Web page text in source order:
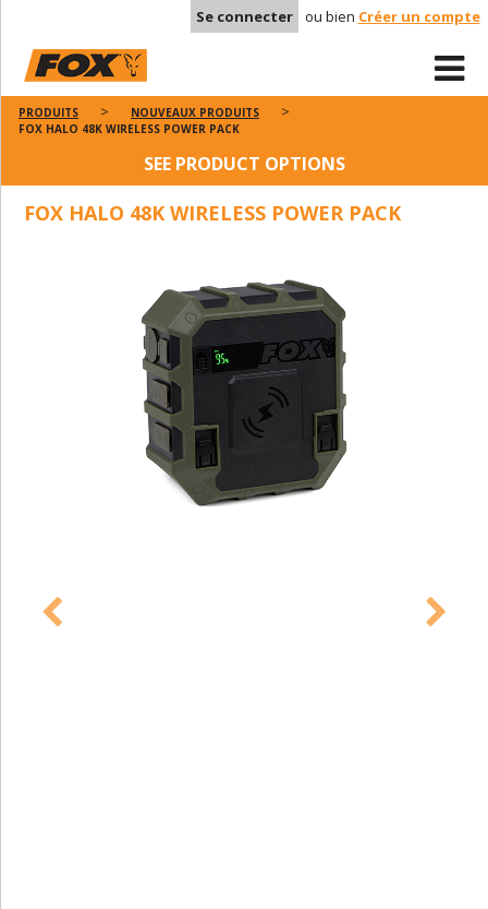
Se connecter ou bien Créer un compte
PRODUITS
NOUVEAUX PRODUITS
FOX HALO 48K WIRELESS POWER PACK
SEE PRODUCT OPTIONS
FOX HALO 48K WIRELESS POWER PACK